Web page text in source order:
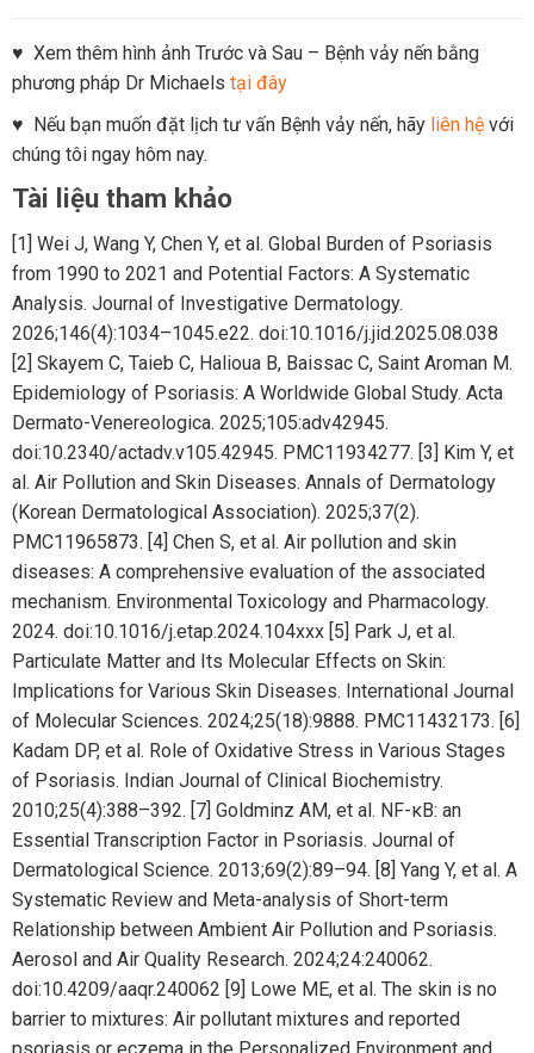
♥ Xem thêm hình ảnh Trước và Sau – Bệnh vảy nến bằng
phương pháp Dr Michaels tại đây
♥ Nếu bạn muốn đặt lịch tư vấn Bệnh vảy nến, hãy liên hệvới
chúng tôi ngay hôm nay.
Tài liệu tham khảo
[1] Wei J, Wang Y, Chen Y, et al. Global Burden of Psoriasis
from 1990 to 2021 and Potential Factors: A Systematic
Analysis. Journal of Investigative Dermatology.
2026;146(4):1034–1045.e22. doi:10.1016/j.jid.2025.08.038
[2] Skayem C, Taieb C, Halioua B, Baissac C, Saint Aroman M.
Epidemiology of Psoriasis: A Worldwide Global Study. Acta
Dermato-Venereologica. 2025;105:adv42945.
doi:10.2340/actadv.v105.42945. PMC11934277. [3] Kim Y, et
al. Air Pollution and Skin Diseases. Annals of Dermatology
(Korean Dermatological Association). 2025;37(2).
PMC11965873. [4] Chen S, et al. Air pollution and skin
diseases: A comprehensive evaluation of the associated
mechanism. Environmental Toxicology and Pharmacology.
2024. doi:10.1016/j.etap.2024.104xxx[5] Park J, et al.
Particulate Matter and Its Molecular Effects on Skin:
Implications for Various Skin Diseases. International Journal
of Molecular Sciences. 2024;25(18):9888. PMC11432173. [6]
Kadam DP, et al. Role of Oxidative Stress in Various Stages
of Psoriasis. Indian Journal of Clinical Biochemistry.
2010;25(4):388–392. [7] Goldminz AM, et al. NF-κB: an
Essential Transcription Factor in Psoriasis. Journal of
Dermatological Science. 2013;69(2):89–94. [8] Yang Y, et al. A
Systematic Review and Meta-analysis of Short-term
Relationship between Ambient Air Pollution and Psoriasis.
Aerosol and Air Quality Research. 2024;24:240062.
doi:10.4209/aaqr.240062 [9] Lowe ME, et al. The skin is no
barrier to mixtures: Air pollutant mixtures and reported